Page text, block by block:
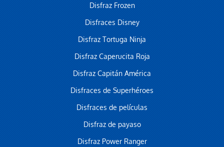
Disfraz Frozen
Disfraces Disney
Disfraz Tortuga Ninja
Disfraz Caperucita Roja
Disfraz Capitán América
Disfraces de Superhéroes
Disfraces de películas
Disfraz de payaso
Disfraz Power Ranger